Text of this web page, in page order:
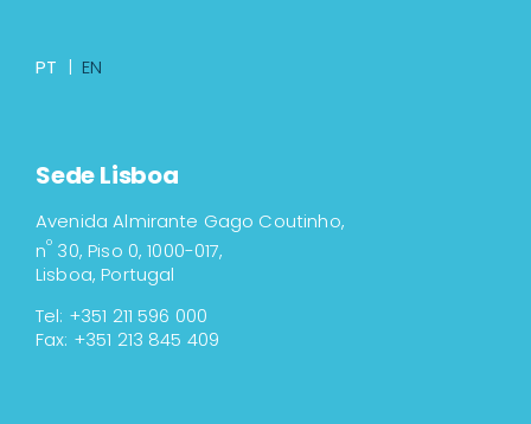
PT | EN
Sede Lisboa
Avenida Almirante Gago Coutinho,
nº 30, Piso 0, 1000-017,
Lisboa, Portugal
Tel: +351 211 596 000
Fax: +351 213 845 409